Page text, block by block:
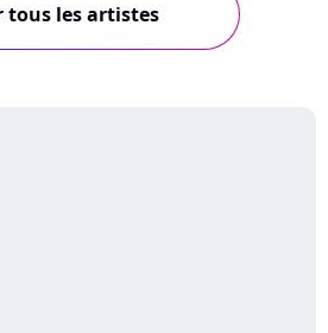
tous les artistes